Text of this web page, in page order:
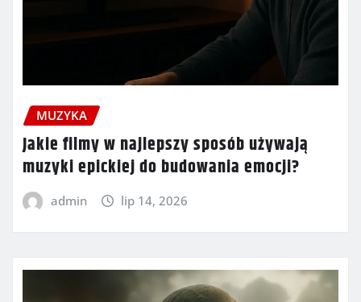
MUZYKA
Jakie filmy w najlepszy sposób używają
muzyki epickiej do budowania emocji?
admin lip 14, 2026